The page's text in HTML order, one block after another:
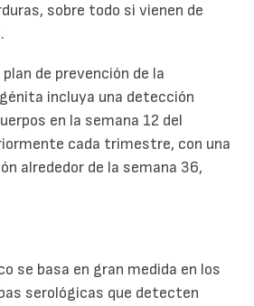
sobre todo si vienen de
de prevención de la
incluya una detección
en la semana 12 del
cada trimestre, con una
alrededor de la semana 36,
se basa en gran medida en los
serológicas que detecten